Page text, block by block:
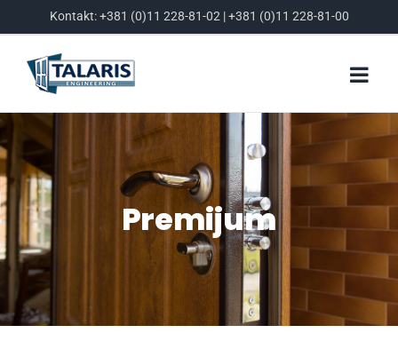
to
content
Kontakt:+381 (0)11 228-81-02|+381 (0)11 228-81-00
Premijum